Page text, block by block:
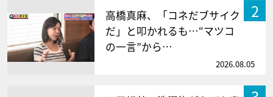
2
高橋真麻、「コネだブサイク
だ」と叩かれるも…“マツコ
の一言”から…
2026.08.05